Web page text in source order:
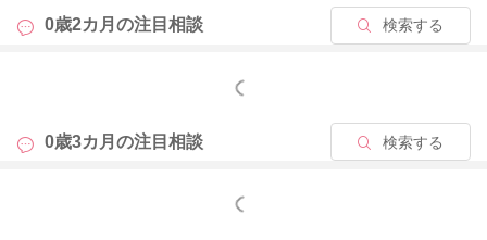
あります。
は考えにくいかと思いますよ。
よかったら参考になさってみてください。
0歳2カ月の注目相談 検索する
もっと見る
0歳3カ月の注目相談 検索する
もっと見る